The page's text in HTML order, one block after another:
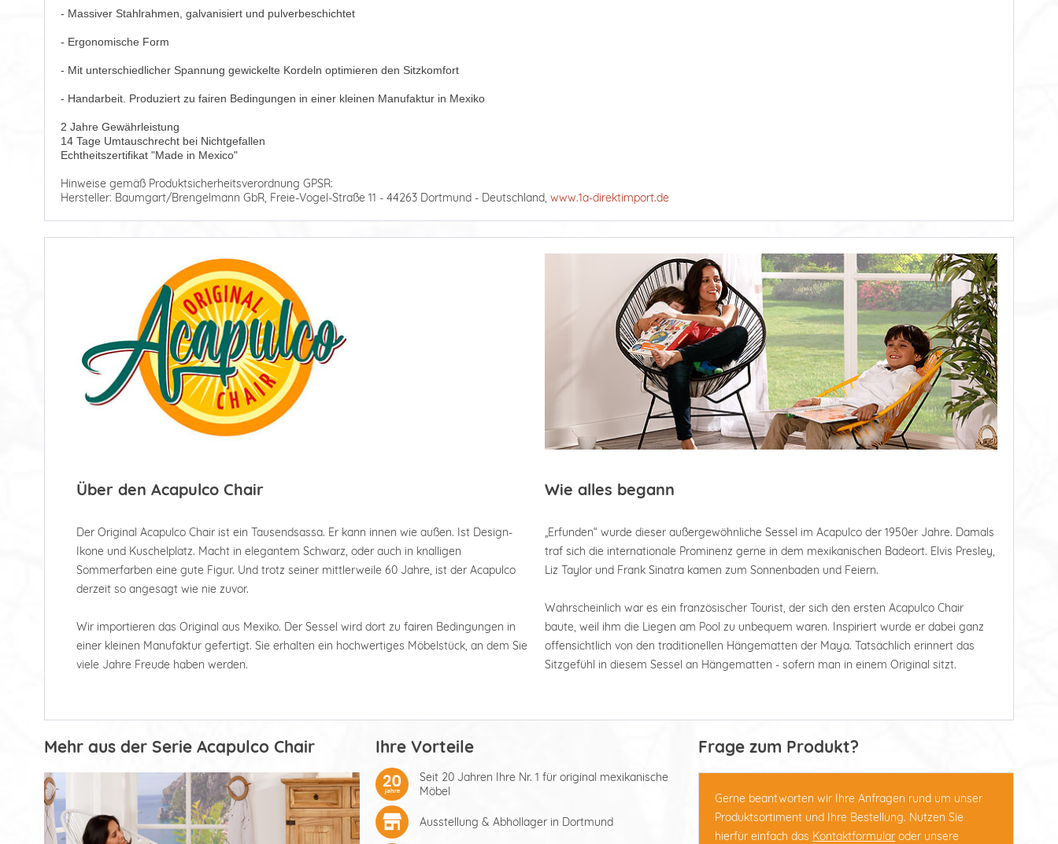
- Massiver Stahlrahmen, galvanisiert und pulverbeschichtet
- Ergonomische Form
- Mit unterschiedlicher Spannung gewickelte Kordeln optimieren den Sitzkomfort
- Handarbeit. Produziert zu fairen Bedingungen in einer kleinen Manufaktur in Mexiko
2 Jahre Gewährleistung
14 Tage Umtauschrecht bei Nichtgefallen
Echtheitszertifikat "Made in Mexico"
Hinweise gemäß Produktsicherheitsverordnung GPSR:
Hersteller: Baumgart/Brengelmann GbR, Freie-Vogel-Straße 11 - 44263 Dortmund - Deutschland, www.1a-direktimport.de
Über den Acapulco Chair
Der Original Acapulco Chair ist ein Tausendsassa. Er kann innen wie außen. Ist Design-
Ikone und Kuschelplatz. Macht in elegantem Schwarz, oder auch in knalligen
Sommerfarben eine gute Figur. Und trotz seiner mittlerweile 60 Jahre, ist der Acapulco
derzeit so angesagt wie nie zuvor.
Wir importieren das Original aus Mexiko. Der Sessel wird dort zu fairen Bedingungen in
einer kleinen Manufaktur gefertigt. Sie erhalten ein hochwertiges Möbelstück, an dem Sie
viele Jahre Freude haben werden.
Wie alles begann
„Erfunden“ wurde dieser außergewöhnliche Sessel im Acapulco der 1950er Jahre. Damals
traf sich die internationale Prominenz gerne in dem mexikanischen Badeort. Elvis Presley,
Liz Taylor und Frank Sinatra kamen zum Sonnenbaden und Feiern.
Wahrscheinlich war es ein französischer Tourist, der sich den ersten Acapulco Chair
baute, weil ihm die Liegen am Pool zu unbequem waren. Inspiriert wurde er dabei ganz
offensichtlich von den traditionellen Hängematten der Maya. Tatsächlich erinnert das
Sitzgefühl in diesem Sessel an Hängematten - sofern man in einem Original sitzt.
Mehr aus der Serie Acapulco Chair Ihre Vorteile
Seit 20 Jahren Ihre Nr. 1 für original mexikanische
Möbel
Ausstellung & Abhollager in Dortmund
Frage zum Produkt?
Gerne beantworten wir Ihre Anfragen rund um unser
Produktsortiment und Ihre Bestellung. Nutzen Sie
hierfür einfach das Kontaktformular oder unsere